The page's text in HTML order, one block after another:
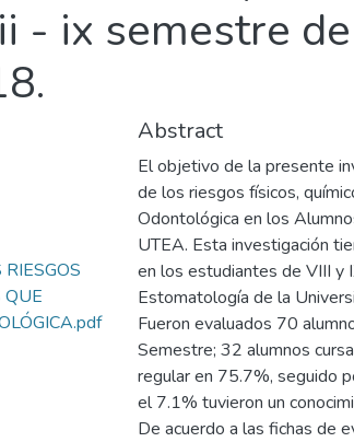
- ix semestre
QUE
Abstract
El objetivo de la presente
de los riesgos físicos,
Odontológica en los
UTEA. Esta investigación
en los estudiantes de VIII y
Estomatología de la
Fueron evaluados 70
Semestre; 32 alumnos
regular en 75.7%, seguido
el 7.1% tuvieron un
De acuerdo a las fichas de